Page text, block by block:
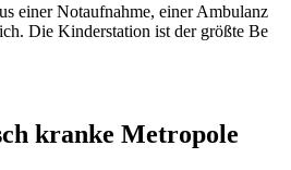
einer Notaufnahme, einer Ambulanz
Die Kinderstation ist der größte Be
kranke Metropole